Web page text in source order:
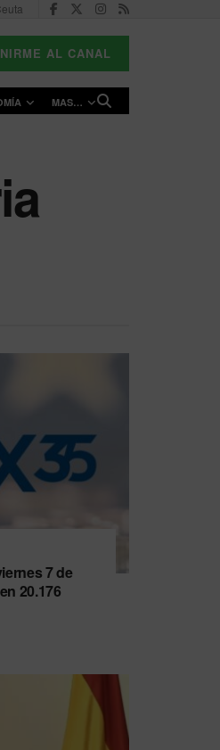
AL CANAL
MAS…
7 de
20.176